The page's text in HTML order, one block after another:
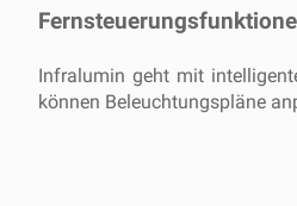
Infralumin geht mit
können Beleuchtungspläne